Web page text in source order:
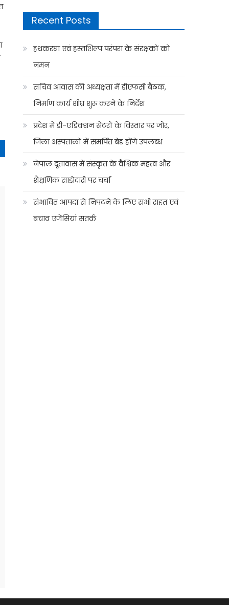
Recent Posts
हथकरघा एवं हस्तशिल्प परंपरा के संरक्षकों को
नमन
सचिव आवास की अध्यक्षता में डीएफसी बैठक,
निर्माण कार्य शीघ्र शुरू करने के निर्देश
प्रदेश में डी-एडिक्शन सेंटरों के विस्तार पर जोर,
जिला अस्पतालों में समर्पित बेड होंगे उपलब्ध
नेपाल दूतावास में संस्कृत के वैश्विक महत्व और
शैक्षणिक साझेदारी पर चर्चा
संभावित आपदा से निपटने के लिए सभी राहत एवं
बचाव एजेंसियां सतर्क